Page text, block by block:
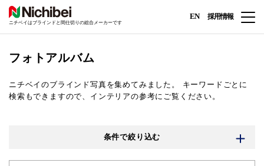
ニチベイはブラインドと間仕切りの総合メーカーです
EN 採用情報
フォトアルバム
ニチベイのブラインド写真を集めてみました。
キーワードごとに
検索もできますので、インテリアの参考にご覧ください。
条件で絞り込む